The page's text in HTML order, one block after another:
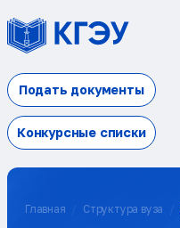
Подать документы
Конкурсные списки
Главная Структура вуза